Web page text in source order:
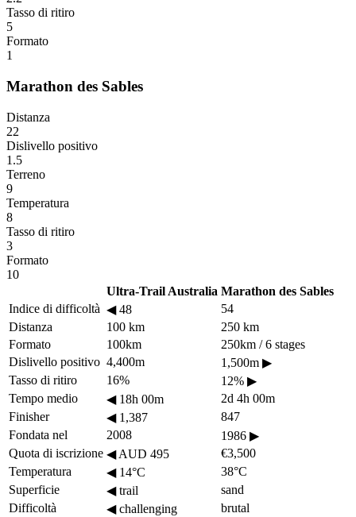
Tasso di ritiro
5
Formato
1
Marathon des Sables
Distanza
22
Dislivello positivo
1.5
Terreno
9
Temperatura
8
Tasso di ritiro
3
Formato
10
Ultra-Trail Australia Marathon des Sables
Indice di difficoltà ◀48
54
Distanza
100 km
250 km
Formato
100km
250km / 6 stages
Dislivello positivo 4,400m 1,500m ▶
Tasso di ritiro
16% 12% ▶
Tempo medio
◀18h 00m
2d 4h 00m
Finisher
◀1,387
847
Fondata nel
2008 1986 ▶
Quota di iscrizione ◀AUD 495
€3,500
Temperatura
◀14°C
38°C
Superficie
◀trail
sand
Difficoltà
◀challenging
brutal